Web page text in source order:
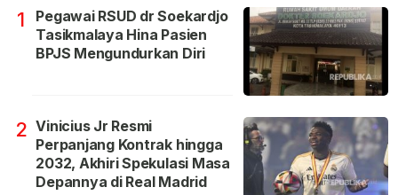
1
Pegawai RSUD dr Soekardjo
Tasikmalaya Hina Pasien
BPJS Mengundurkan Diri
2 Vinicius Jr Resmi
Perpanjang Kontrak hingga
2032, Akhiri Spekulasi Masa
Depannya di Real Madrid